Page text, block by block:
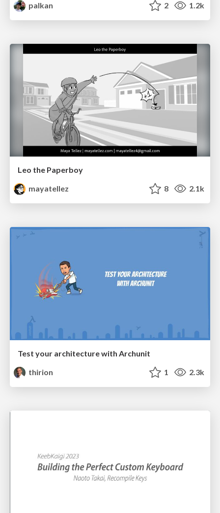
palkan
2 1.2k
Leo the Paperboy
mayatellez
8 2.1k
Test your architecture with Archunit
thirion
1 2.3k